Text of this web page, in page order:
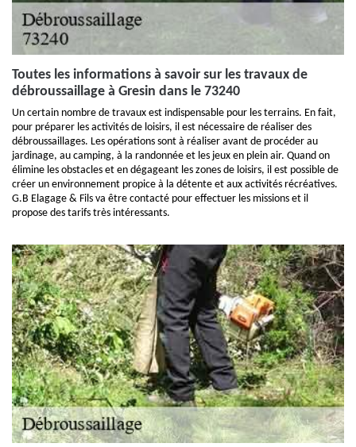
Toutes les informations à savoir sur les travaux de
débroussaillage à Gresin dans le 73240
Un certain nombre de travaux est indispensable pour les terrains. En fait,
pour préparer les activités de loisirs, il est nécessaire de réaliser des
débroussaillages. Les opérations sont à réaliser avant de procéder au
jardinage, au camping, à la randonnée et les jeux en plein air. Quand on
élimine les obstacles et en dégageant les zones de loisirs, il est possible de
créer un environnement propice à la détente et aux activités récréatives.
G.B Elagage & Fils va être contacté pour effectuer les missions et il
propose des tarifs très intéressants.